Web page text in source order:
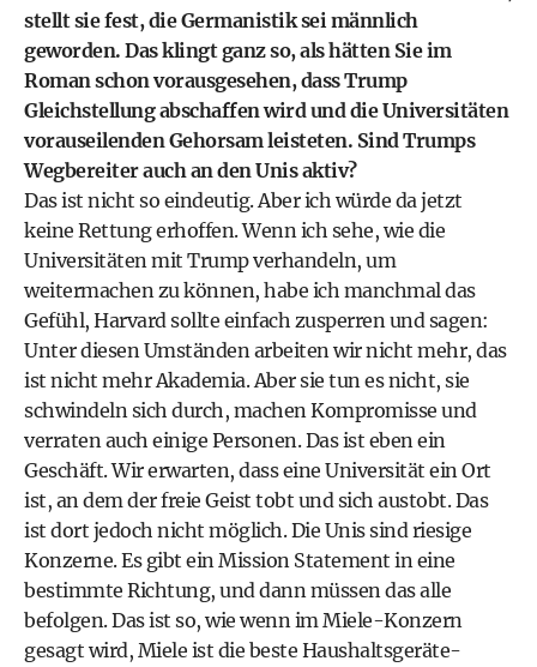
stellt sie fest, die Germanistik sei männlich
geworden. Das klingt ganz so, als hätten Sie im
Roman schon vorausgesehen, dass Trump
Gleichstellung abschaffen wird und die Universitäten
voraus­eilenden Gehorsam leisteten. Sind Trumps
Wegbereiter auch an den Unis aktiv?
Das ist nicht so eindeutig. Aber ich würde da jetzt
keine Rettung erhoffen. Wenn ich sehe, wie die
Universitäten mit Trump verhandeln, um
weitermachen zu können, habe ich manchmal das
Gefühl, Harvard sollte einfach zusperren und sagen:
Unter diesen Umständen arbeiten wir nicht mehr, das
ist nicht mehr Akademia. Aber sie tun es nicht, sie
schwindeln sich durch, machen Kompromisse und
verraten auch einige Personen. Das ist eben ein
Geschäft. Wir erwarten, dass eine Universität ein Ort
ist, an dem der freie Geist tobt und sich austobt. Das
ist dort jedoch nicht möglich. Die Unis sind riesige
Konzerne. Es gibt ein Mission Statement in eine
bestimmte Richtung, und dann müssen das alle
befolgen. Das ist so, wie wenn im Miele-Konzern
gesagt wird, Miele ist die beste Haushaltsgeräte-